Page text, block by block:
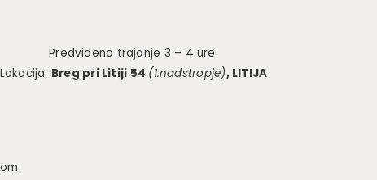
Predvideno trajanje 3 – 4 ure.
Lokacija: Breg pri Litiji 54 (1.nadstropje), LITIJA